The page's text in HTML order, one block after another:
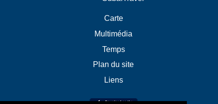
Carte
Multimédia
Temps
Plan du site
Liens